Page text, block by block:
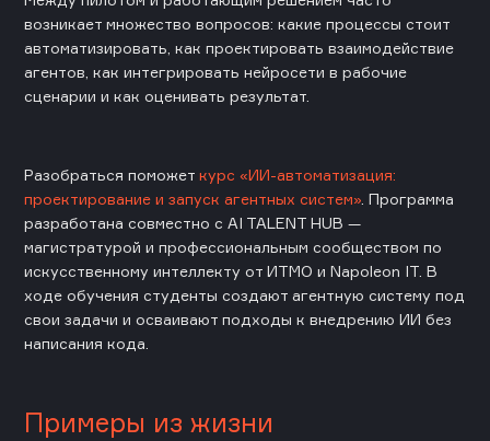
возникает множество вопросов: какие процессы стоит
автоматизировать, как проектировать взаимодействие
агентов, как интегрировать нейросети в рабочие
сценарии и как оценивать результат.
Разобраться поможет курс «ИИ-автоматизация:
проектирование и запуск агентных систем». Программа
разработана совместно с AI TALENT HUB —
магистратурой и профессиональным сообществом по
искусственному интеллекту от ИТМО и Napoleon IT. В
ходе обучения студенты создают агентную систему под
свои задачи и осваивают подходы к внедрению ИИ без
написания кода.
Примеры из жизни